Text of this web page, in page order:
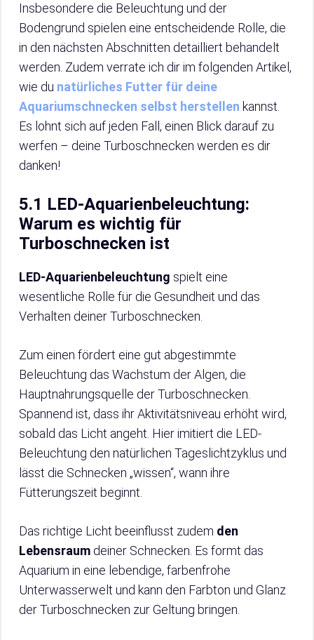
Insbesondere die Beleuchtung und der
Bodengrund spielen eine entscheidende Rolle, die
in den nächsten Abschnitten detailliert behandelt
werden. Zudem verrate ich dir im folgenden Artikel,
wie du natürliches Futter für deine
Aquariumschnecken selbst herstellen kannst.
Es lohnt sich auf jeden Fall, einen Blick darauf zu
werfen – deine Turboschnecken werden es dir
danken!
5.1 LED-Aquarienbeleuchtung:
Warum es wichtig für
Turboschnecken ist
LED-Aquarienbeleuchtung spielt eine
wesentliche Rolle für die Gesundheit und das
Verhalten deiner Turboschnecken.
Zum einen fördert eine gut abgestimmte
Beleuchtung das Wachstum der Algen, die
Hauptnahrungsquelle der Turboschnecken.
Spannend ist, dass ihr Aktivitätsniveau erhöht wird,
sobald das Licht angeht. Hier imitiert die LED-
Beleuchtung den natürlichen Tageslichtzyklus und
lässt die Schnecken „wissen“, wann ihre
Fütterungszeit beginnt.
Das richtige Licht beeinflusst zudem den
Lebensraum deiner Schnecken. Es formt das
Aquarium in eine lebendige, farbenfrohe
Unterwasserwelt und kann den Farbton und Glanz
der Turboschnecken zur Geltung bringen.